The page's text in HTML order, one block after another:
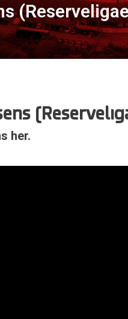
her.